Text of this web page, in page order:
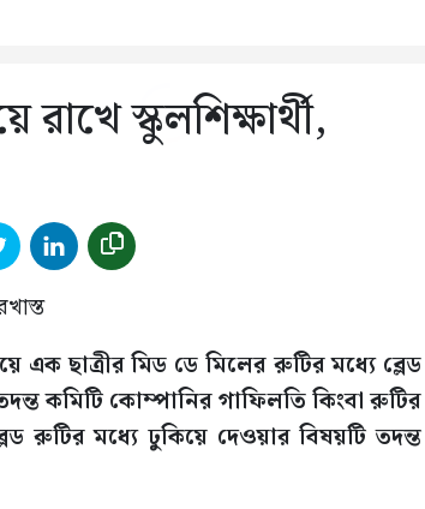
স্কুলশিক্ষার্থী,
ছাত্রীর মিড ডে মিলের রুটির মধ্যে ব্লেড
কমিটি কোম্পানির গাফিলতি কিংবা রুটির
রুটির মধ্যে ঢুকিয়ে দেওয়ার বিষয়টি তদন্ত